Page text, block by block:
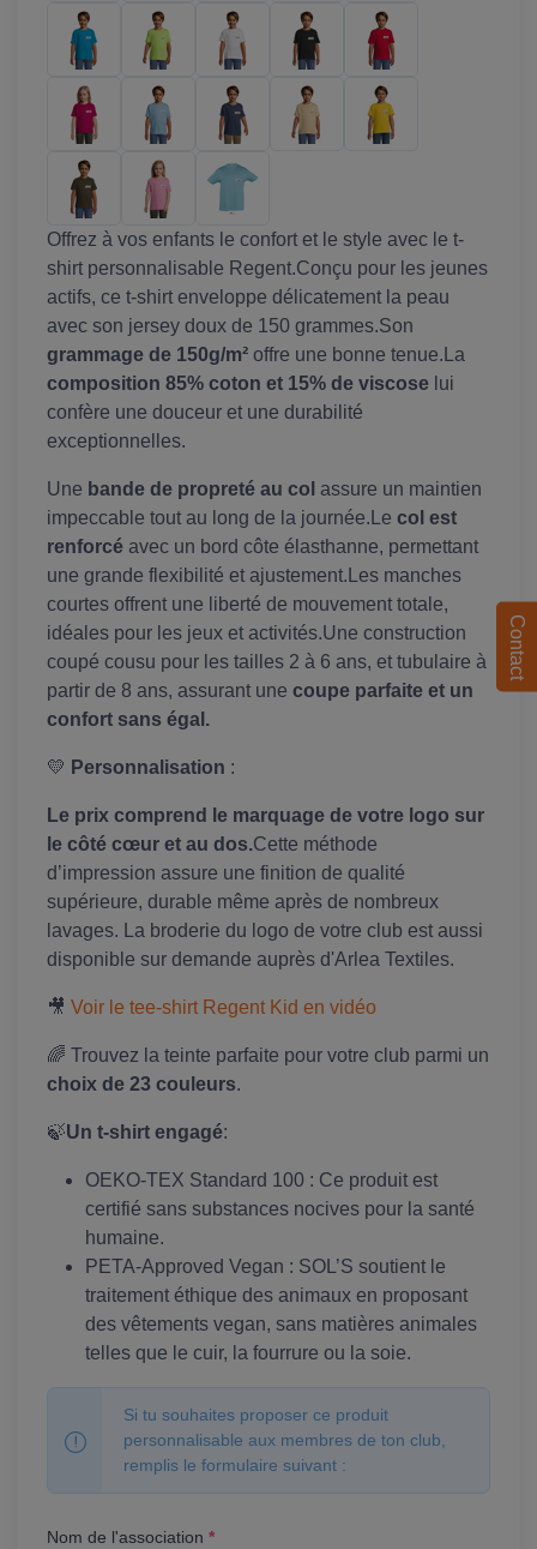
Offrez à vos enfants le confort et le style avec le t-
shirt personnalisable Regent.Conçu pour les jeunes
actifs, ce t-shirt enveloppe délicatement la peau
avec son jersey doux de 150 grammes.Son
grammage de 150g/m² offre une bonne tenue.La
composition 85% coton et 15% de viscose lui
confère une douceur et une durabilité
exceptionnelles.
Une bande de propreté au col assure un maintien
impeccable tout au long de la journée.Le col est
renforcé avec un bord côte élasthanne, permettant
une grande flexibilité et ajustement.Les manches
courtes offrent une liberté de mouvement totale,
idéales pour les jeux et activités.Une construction
coupé cousu pour les tailles 2 à 6 ans, et tubulaire à
partir de 8 ans, assurant une coupe parfaite et un
confort sans égal.
💛 Personnalisation :
Le prix comprend le marquage de votre logo sur
le côté cœur et au dos.Cette méthode
d’impression assure une finition de qualité
supérieure, durable même après de nombreux
lavages. La broderie du logo de votre club est aussi
disponible sur demande auprès d'Arlea Textiles.
🎥 Voir le tee-shirt Regent Kid en vidéo
🌈 Trouvez la teinte parfaite pour votre club parmi un
choix de 23 couleurs.
🍃Un t-shirt engagé:
OEKO-TEX Standard 100 : Ce produit est
certifié sans substances nocives pour la santé
humaine.
PETA-Approved Vegan : SOL’S soutient le
traitement éthique des animaux en proposant
des vêtements vegan, sans matières animales
telles que le cuir, la fourrure ou la soie.
Si tu souhaites proposer ce produit
personnalisable aux membres de ton club,
remplis le formulaire suivant :
Nom de l'association *
Contact